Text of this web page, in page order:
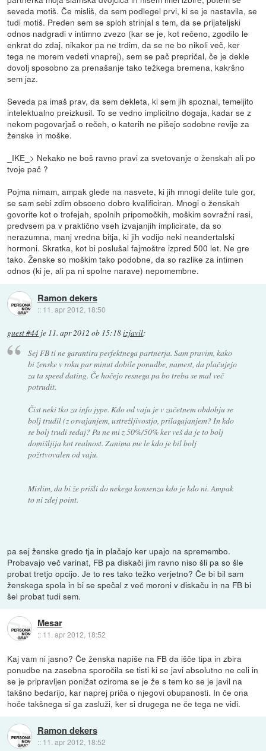
seveda motiš. Če misliš, da sem podlegel prvi, ki se je nastavila, se
tudi motiš. Preden sem se sploh strinjal s tem, da se prijateljski
odnos nadgradi v intimno zvezo (kar se je, kot rečeno, zgodilo le
enkrat do zdaj, nikakor pa ne trdim, da se ne bo nikoli več, ker
tega ne morem vedeti vnaprej), sem se pač prepričal, če je dekle
dovolj sposobno za prenašanje tako težkega bremena, kakršno
sem jaz.
Seveda pa imaš prav, da sem dekleta, ki sem jih spoznal, temeljito
intelektualno preizkusil. To se vedno implicitno dogaja, kadar se z
nekom pogovarjaš o rečeh, o katerih ne pišejo sodobne revije za
ženske in moške.
_IKE_> Nekako ne boš ravno pravi za svetovanje o ženskah ali po
tvoje pač ?
Pojma nimam, ampak glede na nasvete, ki jih mnogi delite tule gor,
se sam sebi zdim obsceno dobro kvalificiran. Mnogi o ženskah
govorite kot o trofejah, spolnih pripomočkih, moškim sovražni rasi,
predvsem pa v praktično vseh izvajanjih implicirate, da so
nerazumna, manj vredna bitja, ki jih vodijo neki neandertalski
hormoni. Skratka, kot bi poslušal fajmoštre izpred 500 let. Ne gre
tako. Ženske so moškim tako podobne, da so razlike za intimen
odnos (ki je, ali pa ni spolne narave) nepomembne.
Ramon dekers
:: 11. apr 2012, 18:50
guest #44 je 11. apr 2012 ob 15:18izjavil:
Sej FB ti ne garantira perfektnega partnerja. Sam pravim, kako
bi ženske v roku par minut dobile ponudbe, namest, da plačujejo
za ta speed dating. Če hočejo resnega pa bo treba se mal več
potrudit.
Čist neki tko za info jype. Kdo od vaju je v začetnem obdobju se
bolj trudil (z osvajanjem, ustrežljivostjo, prilagajanjem? In kdo
se bolj trudi sedaj? Pa ne mi z 50%/50% ker veš da je to bolj
domišljija kot realnost. Zanima me le kdo je bil bolj
požrtvovalen od vaju.
Mislim, da bi že prišli do nekega konsenza kdo je kdo ni. Ampak
to ni zdej point.
pa sej ženske gredo tja in plačajo ker upajo na spremembo.
Probavajo več varinat, FB pa diskači jim ravno niso šli pa so šle
probat tretjo opcijo. Je to res tako težko verjetno? Če bi bil sam
ženskega spola in bi se spečal z več moroni v diskaču in na FB bi
šel probat tudi sem.
Mesar
:: 11. apr 2012, 18:52
Kaj vam ni jasno? Če ženska napiše na FB da išče tipa in zbira
ponudbe na zasebna sporočila se tisti ki se javi absolutno ne celi in
se je pripravljen ponižat oziroma se je že s tem ko se je javil na
takšno bedarijo, kar naprej priča o njegovi obupanosti. In če ona
hoče takšnega si ga zasluži, ker si drugega ne če tega ne vidi.
Ramon dekers
:: 11. apr 2012, 18:52